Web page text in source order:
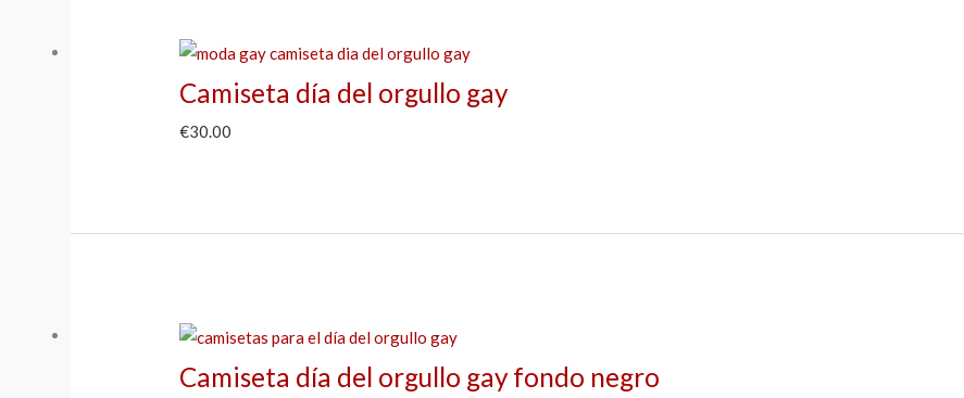
Camiseta día del orgullo gay
€30.00
Camiseta día del orgullo gay fondo negro